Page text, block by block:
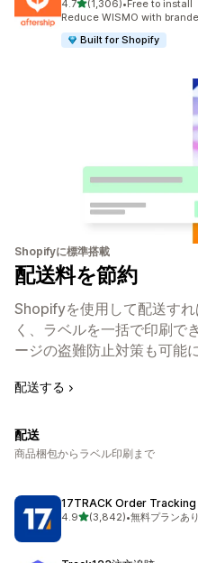
4.7 (1,306)
合計レビュー数：1306件
•Free to install
Reduce WISMO with
Built for Shopify
Shopifyに標準搭載
配送料を節約
Shopifyを使用して配送す
く、ラベルを一括で印刷で
ージの盗難防止対策も可能
配送する
配送
商品梱包からラベル印刷まで
17TRACK Order Tracking
4.95つ星中
(3,842)
合計レビュー数：3842件
•無料プランあり